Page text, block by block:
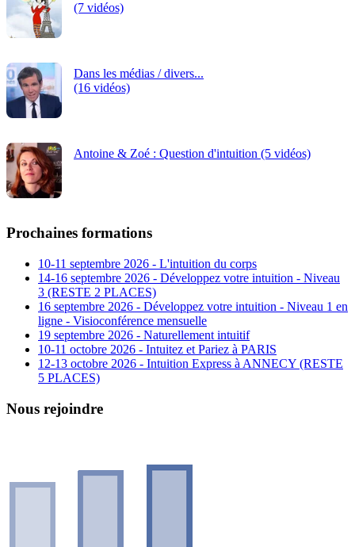
(7 vidéos)
Dans les médias / divers...
(16 vidéos)
Antoine & Zoé : Question d'intuition (5 vidéos)
Prochaines formations
10-11 septembre 2026 - L'intuition du corps
14-16 septembre 2026 - Développez votre intuition - Niveau
3 (RESTE 2 PLACES)
16 septembre 2026 - Développez votre intuition - Niveau 1 en
ligne - Visioconférence mensuelle
19 septembre 2026 - Naturellement intuitif
10-11 octobre 2026 - Intuitez et Pariez à PARIS
12-13 octobre 2026 - Intuition Express à ANNECY (RESTE
5 PLACES)
Nous rejoindre